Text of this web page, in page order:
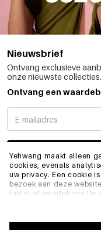
Yehwang maakt alleen
cookies, evenals
uw privacy. Een cookie
bezoek aan deze
tablet of smartphone.De
functioneert en
Nieuwsbrief
Ontvang exclusieve
onze nieuwste collecties.
Ontvang een
INFO